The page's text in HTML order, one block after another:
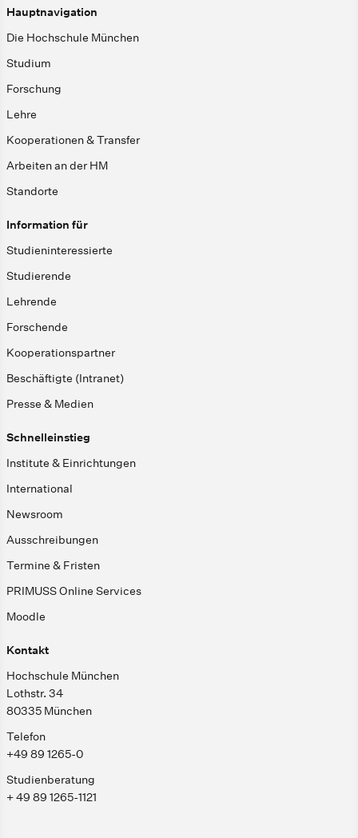
Hauptnavigation
Die Hochschule München
Studium
Forschung
Lehre
Kooperationen & Transfer
Arbeiten an der HM
Standorte
Information für
Studieninteressierte
Studierende
Lehrende
Forschende
Kooperationspartner
Beschäftigte (Intranet)
Presse & Medien
Schnelleinstieg
Institute & Einrichtungen
International
Newsroom
Ausschreibungen
Termine & Fristen
PRIMUSS Online Services
Moodle
Kontakt
Hochschule München
Lothstr. 34
80335 München
Telefon
+49 89 1265-0
Studienberatung
+ 49 89 1265-1121